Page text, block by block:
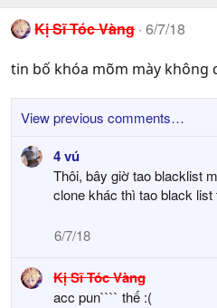
Kị Sĩ Tóc Vàng 6/7/18
tin bố khóa mõm mày không
View previous comments…
4 vú
Thôi, bây giờ tao blacklist
clone khác thì tao black
6/7/18
Kị Sĩ Tóc Vàng
acc pun```` thế :(